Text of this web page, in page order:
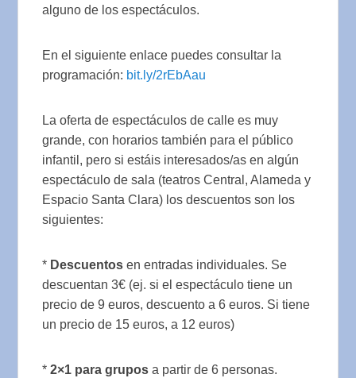
alguno de los espectáculos.
En el siguiente enlace puedes consultar la
programación: bit.ly/2rEbAau
La oferta de espectáculos de calle es muy
grande, con horarios también para el público
infantil, pero si estáis interesados/as en algún
espectáculo de sala (teatros Central, Alameda y
Espacio Santa Clara) los descuentos son los
siguientes:
* Descuentos en entradas individuales. Se
descuentan 3€ (ej. si el espectáculo tiene un
precio de 9 euros, descuento a 6 euros. Si tiene
un precio de 15 euros, a 12 euros)
*2×1 para grupos a partir de 6 personas.